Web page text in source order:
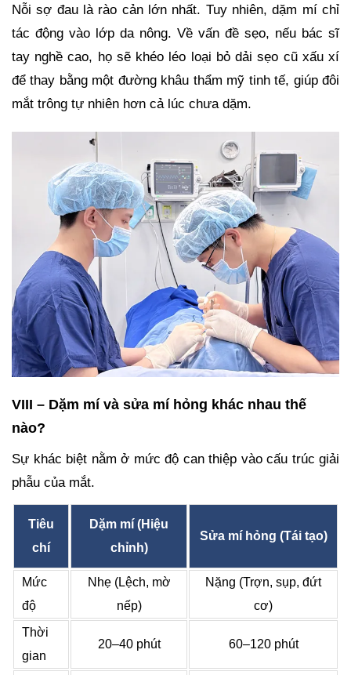
Nỗi sợ đau là rào cản lớn nhất. Tuy nhiên, dặm mí chỉ
tác động vào lớp da nông. Về vấn đề sẹo, nếu bác sĩ
tay nghề cao, họ sẽ khéo léo loại bỏ dải sẹo cũ xấu xí
để thay bằng một đường khâu thẩm mỹ tinh tế, giúp đôi
mắt trông tự nhiên hơn cả lúc chưa dặm.
VIII – Dặm mí và sửa mí hỏng khác nhau thế
nào?
Sự khác biệt nằm ở mức độ can thiệp vào cấu trúc giải
phẫu của mắt.
Tiêu
chí
Dặm mí (Hiệu
chỉnh)
Sửa mí hỏng (Tái tạo)
Mức
độ
Nhẹ (Lệch, mờ
nếp)
Nặng (Trợn, sụp, đứt
cơ)
Thời
gian
20–40 phút 60–120 phút